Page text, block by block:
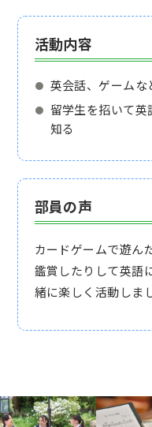
活動内容
英会話、ゲームな
留学生を招いて英
知る
部員の声
カードゲームで遊ん
鑑賞したりして英語
緒に楽しく活動しま